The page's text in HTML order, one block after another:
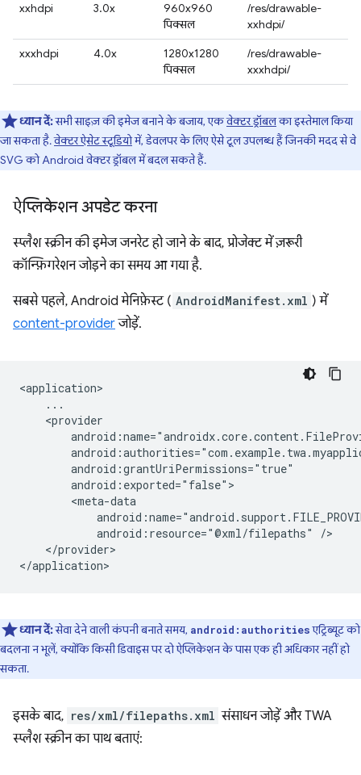
xxhdpi
3.0x
960x960
पिक्सल
/res/drawable-
xxhdpi/
xxxhdpi
4.0x
1280x1280
पिक्सल
/res/drawable-
xxxhdpi/
ध्यान दें:सभी साइज़ की इमेज बनाने के बजाय, एकवेक्टर ड्रॉबलका इस्तेमाल किया
जा सकता है.वेक्टर ऐसेट स्टूडियोमें, डेवलपर के लिए ऐसे टूल उपलब्ध हैं जिनकी मदद से वे
SVG को Android वेक्टर ड्रॉबल में बदल सकते हैं.
ऐप्लिकेशन अपडेट करना
स्प्लैश स्क्रीन की इमेज जनरेट हो जाने के बाद, प्रोजेक्ट में ज़रूरी
कॉन्फ़िगरेशन जोड़ने का समय आ गया है.
सबसे पहले, Android मेनिफ़ेस्ट ( AndroidManifest.xml ) में
content-providerजोड़ें.
android:resource="@xml/filepaths"
</provider>
ध्यान दें:सेवा देने वाली कंपनी बनाते समय, android:authoritiesएट्रिब्यूट को
बदलना न भूलें, क्योंकि किसी डिवाइस पर दो ऐप्लिकेशन के पास एक ही अधिकार नहीं हो
सकता.
इसके बाद, res/xml/filepaths.xml संसाधन जोड़ें और TWA
स्प्लैश स्क्रीन का पाथ बताएं: